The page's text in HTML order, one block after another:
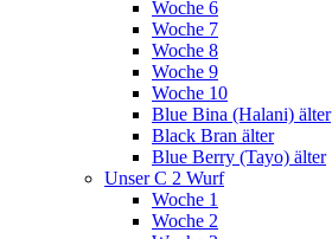
Woche 6
Woche 7
Woche 8
Woche 9
Woche 10
Blue Bina (Halani) älter
Black Bran älter
Blue Berry (Tayo) älter
Unser C 2 Wurf
Woche 1
Woche 2